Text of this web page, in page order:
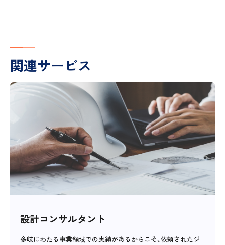
関連サービス
設計コンサルタント
多岐にわたる事業領域での実績があるからこそ、依頼されたジ